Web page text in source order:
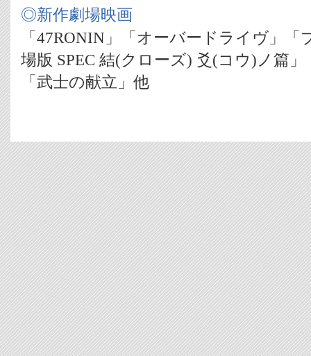
◎新作劇場映画
「47RONIN」「オーバードライヴ」
場版 SPEC 結(クローズ) 爻(コウ)ノ篇
「武士の献立」他